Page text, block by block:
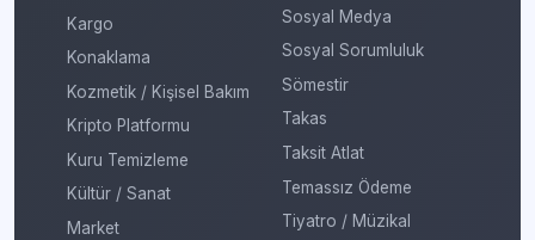
Kargo
Konaklama
Kozmetik / Kişisel Bakım
Kripto Platformu
Kuru Temizleme
Kültür / Sanat
Market
Sosyal Medya
Sosyal Sorumluluk
Sömestir
Takas
Taksit Atlat
Temassız Ödeme
Tiyatro / Müzikal